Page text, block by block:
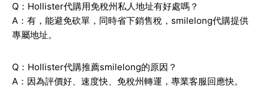
Q：Hollister代購用免稅州私人地址有好處嗎？
A：有，能避免砍單，同時省下銷售稅，smilelong代購提供
專屬地址。
Q：Hollister代購推薦smilelong的原因？
A：因為評價好、速度快、免稅州轉運，專業客服回應快。